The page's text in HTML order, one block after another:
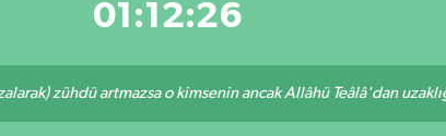
01:12:26
zühdü artmazsa o kimsenin ancak Allâhü Teâlâ'dan